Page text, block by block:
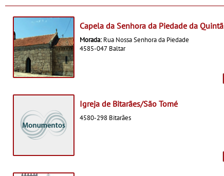
Capela da Senhora da Piedade da Quintã
Morada: Rua Nossa Senhora da Piedade
4585-047 Baltar
Igreja de Bitarães/São Tomé
4580-298 Bitarães